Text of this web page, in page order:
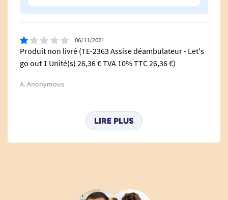
06/11/2021
Produit non livré (TE-2363 Assise déambulateur - Let's
go out 1 Unité(s) 26,36 € TVA 10% TTC 26,36 €)
A. Anonymous
LIRE PLUS